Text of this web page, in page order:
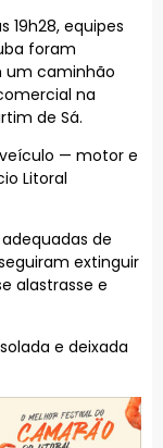
19h28, equipes
foram
um caminhão
na
de Sá.
— motor e
Litoral
de
extinguir
alastrasse e
e deixada